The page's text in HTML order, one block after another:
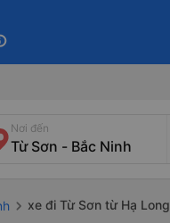
Nơi đến
xe đi Từ Sơn từ Hạ Long